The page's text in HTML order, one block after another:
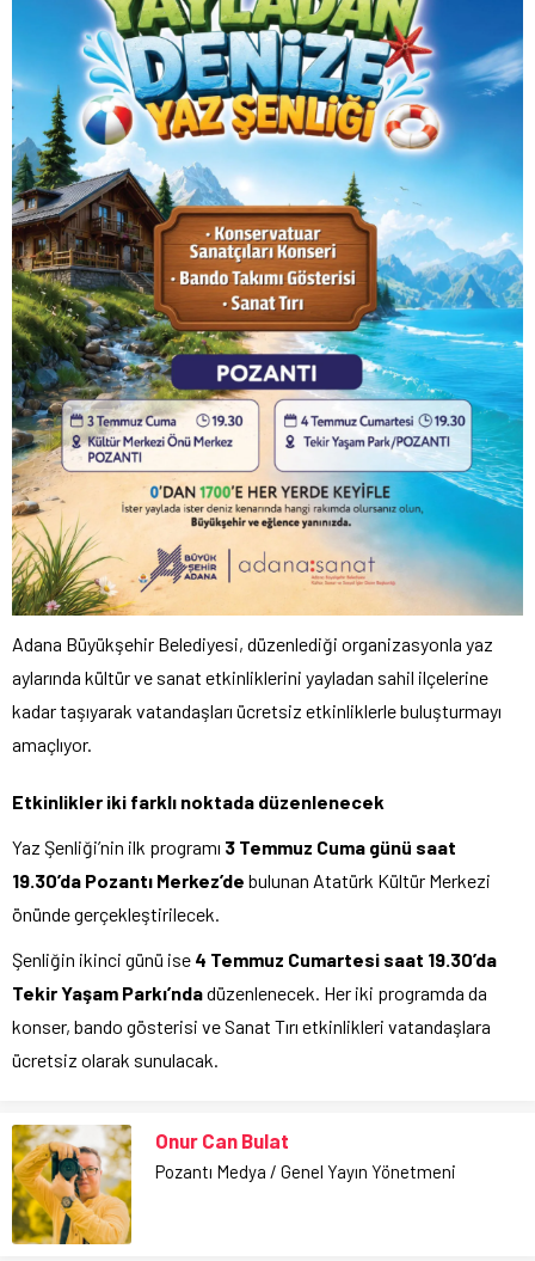
Adana Büyükşehir Belediyesi, düzenlediği organizasyonla yaz
aylarında kültür ve sanat etkinliklerini yayladan sahil ilçelerine
kadar taşıyarak vatandaşları ücretsiz etkinliklerle buluşturmayı
amaçlıyor.
Etkinlikler iki farklı noktada düzenlenecek
Yaz Şenliği’nin ilk programı 3 Temmuz Cuma günü saat
19.30’da Pozantı Merkez’de bulunan Atatürk Kültür Merkezi
önünde gerçekleştirilecek.
Şenliğin ikinci günü ise 4 Temmuz Cumartesi saat 19.30’da
Tekir Yaşam Parkı’ndadüzenlenecek. Her iki programda da
konser, bando gösterisi ve Sanat Tırı etkinlikleri vatandaşlara
ücretsiz olarak sunulacak.
Onur Can Bulat
Pozantı Medya / Genel Yayın Yönetmeni